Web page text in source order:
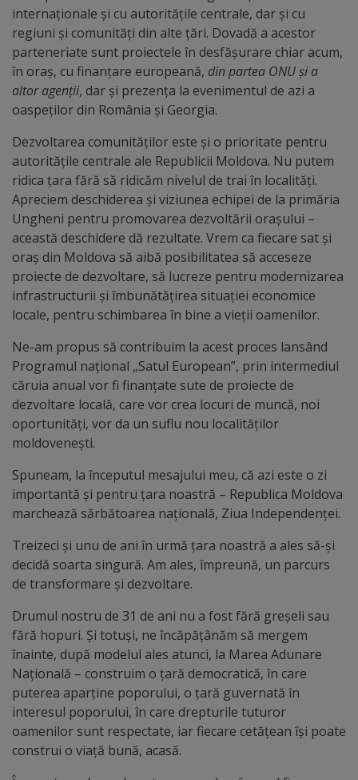
Monumente
arhitecturale
Personalități
marcante
Sportivi
de
performanță
Orașul
în
imagini
Galerie
video
Galerii
foto
Administrație
Primărie
Primar
Viceprimari
Organigrama
Aparatul
primăriei
internaționale și cu autoritățile centrale, dar și cu
regiuni și comunități din alte țări. Dovadă a acestor
parteneriate sunt proiectele în desfășurare chiar acum,
în oraș, cu finanțare europeană, din partea ONU și a
altor agenții, dar și prezența la evenimentul de azi a
oaspeților din România și Georgia.
Dezvoltarea comunităților este și o prioritate pentru
autoritățile centrale ale Republicii Moldova. Nu putem
ridica țara fără să ridicăm nivelul de trai în localități.
Apreciem deschiderea și viziunea echipei de la primăria
Ungheni pentru promovarea dezvoltării orașului –
această deschidere dă rezultate. Vrem ca fiecare sat și
oraș din Moldova să aibă posibilitatea să acceseze
proiecte de dezvoltare, să lucreze pentru modernizarea
infrastructurii și îmbunătățirea situației economice
locale, pentru schimbarea în bine a vieții oamenilor.
Ne-am propus să contribuim la acest proces lansând
Programul național „Satul European”, prin intermediul
căruia anual vor fi finanțate sute de proiecte de
dezvoltare locală, care vor crea locuri de muncă, noi
oportunități, vor da un suflu nou localităților
moldovenești.
Spuneam, la începutul mesajului meu, că azi este o zi
importantă și pentru țara noastră – Republica Moldova
marchează sărbătoarea națională, Ziua Independenței.
Treizeci și unu de ani în urmă țara noastră a ales să-și
decidă soarta singură. Am ales, împreună, un parcurs
de transformare și dezvoltare.
Drumul nostru de 31 de ani nu a fost fără greșeli sau
fără hopuri. Și totuși, ne încăpățânăm să mergem
înainte, după modelul ales atunci, la Marea Adunare
Națională – construim o țară democratică, în care
puterea aparține poporului, o țară guvernată în
interesul poporului, în care drepturile tuturor
oamenilor sunt respectate, iar fiecare cetățean își poate
construi o viață bună, acasă.